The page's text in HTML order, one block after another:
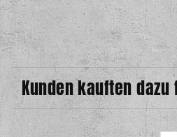
Kunden kauften